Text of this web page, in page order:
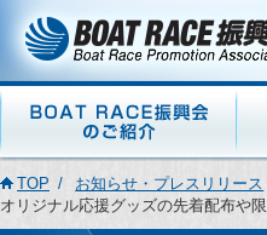
TOP お知らせ・プレスリリース
オリジナル応援グッズの先着配布や